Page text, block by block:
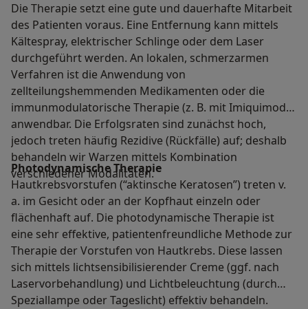
Die Therapie setzt eine gute und dauerhafte Mitarbeit
des Patienten voraus. Eine Entfernung kann mittels
Kältespray, elektrischer Schlinge oder dem Laser
durchgeführt werden. An lokalen, schmerzarmen
Verfahren ist die Anwendung von
zellteilungshemmenden Medikamenten oder die
immunmodulatorische Therapie (z. B. mit Imiquimod)
anwendbar. Die Erfolgsraten sind zunächst hoch,
jedoch treten häufig Rezidive (Rückfälle) auf; deshalb
behandeln wir Warzen mittels Kombination
verschiedener Modalitäten.
Photodynamische Therapie
Hautkrebsvorstufen (“aktinsche Keratosen”) treten v.
a. im Gesicht oder an der Kopfhaut einzeln oder
flächenhaft auf. Die photodynamische Therapie ist
eine sehr effektive, patientenfreundliche Methode zur
Therapie der Vorstufen von Hautkrebs. Diese lassen
sich mittels lichtsensibilisierender Creme (ggf. nach
Laservorbehandlung) und Lichtbeleuchtung (durch
Speziallampe oder Tageslicht) effektiv behandeln.